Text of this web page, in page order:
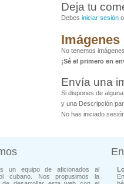
Deja tu
Debes iniciar sesión o
No tenemos
¡Sé el primero en
Envía una
Si dispones de
y una Descripción
No has iniciado
un equipo de aficionados al
cubano. Nos propusimos la